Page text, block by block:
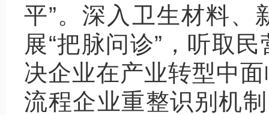
平”。深入卫生材料、
展“把脉问诊”，听取
决企业在产业转型中
流程企业重整识别机